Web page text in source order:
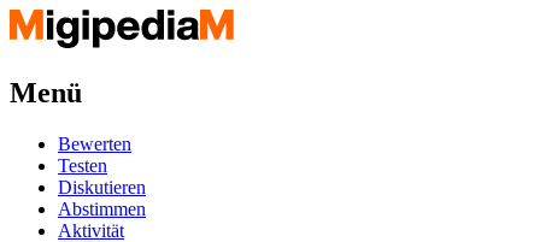
Menü
Bewerten
Testen
Diskutieren
Abstimmen
Aktivität